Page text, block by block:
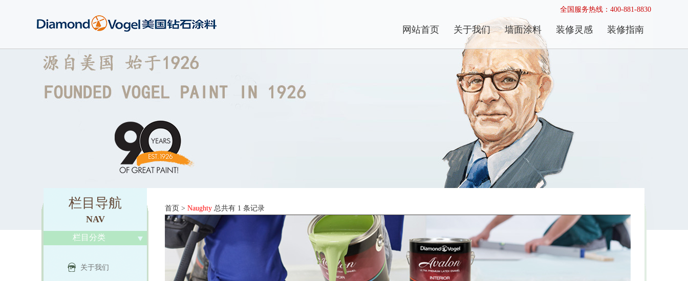
全国服务热线：400-881-8830
网站首页 关于我们 墙面涂料 装修灵感 装修指南
栏目导航
NAV
栏目分类
关于我们
首页 > Naughty 总共有 1 条记录